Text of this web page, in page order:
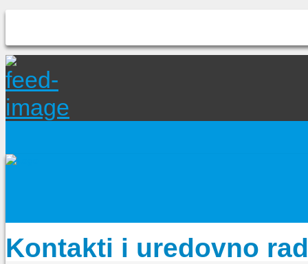
Kontakti i uredovno